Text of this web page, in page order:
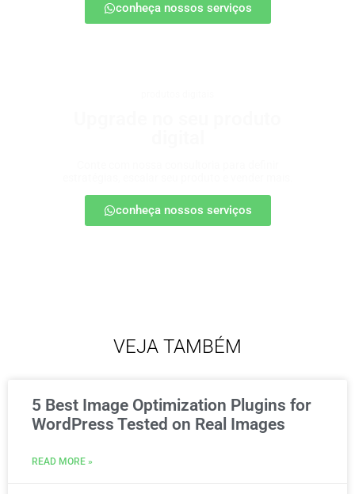
conheça nossos serviços
conheça nossos serviços
VEJA TAMBÉM
5 Best Image Optimization Plugins for
WordPress Tested on Real Images
READ MORE »